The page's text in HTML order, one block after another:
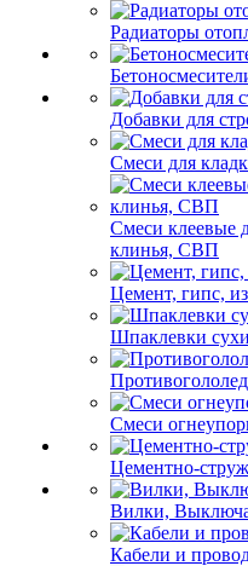
Радиаторы
Добавки для
Смеси для
Смеси клеевые
клинья, СВП
Цемент, гипс,
Шпаклевки
Смеси
Цементно-
Вилки,
Кабели и